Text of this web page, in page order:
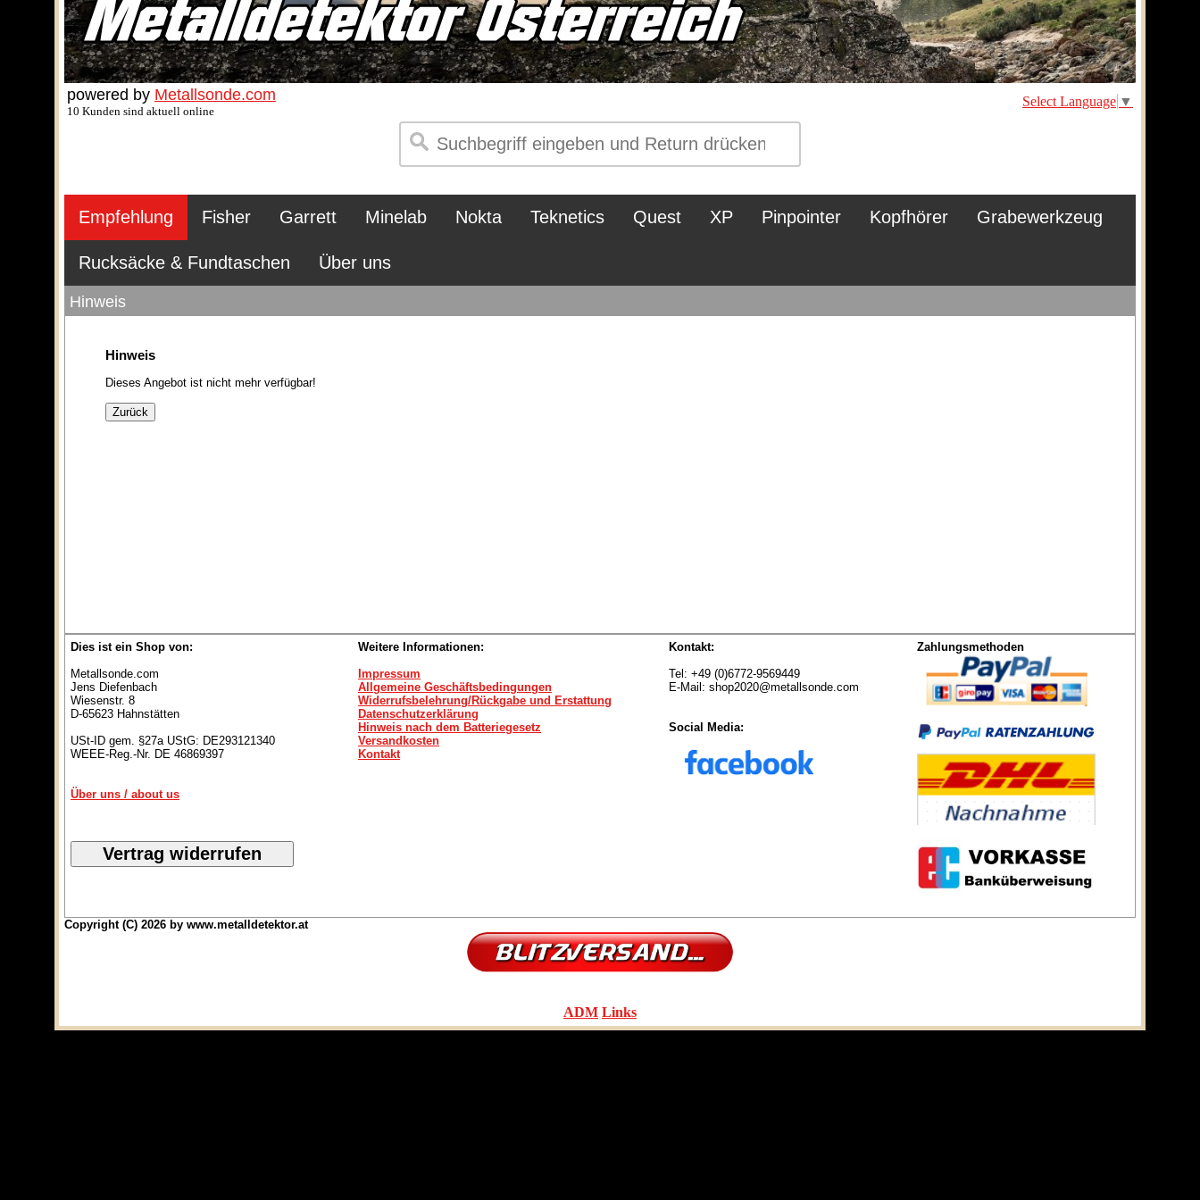
powered by Metallsonde.com
10 Kunden sind aktuell online
Select Language ▼
Empfehlung Fisher Garrett Minelab Nokta Teknetics Quest XP Pinpointer Kopfhörer Grabewerkzeug
Rucksäcke & Fundtaschen Über uns
Hinweis
Hinweis
Dieses Angebot ist nicht mehr verfügbar!
Dies ist ein Shop von:
Metallsonde.com
Jens Diefenbach
Wiesenstr. 8
D-65623 Hahnstätten
USt-ID gem. §27a UStG: DE293121340
WEEE-Reg.-Nr. DE 46869397
Über uns / about us
Weitere Informationen:
Impressum
Allgemeine Geschäftsbedingungen
Widerrufsbelehrung/Rückgabe und Erstattung
Datenschutzerklärung
Hinweis nach dem Batteriegesetz
Versandkosten
Kontakt
Kontakt:
Tel: +49 (0)6772-9569449
E-Mail: shop2020@metallsonde.com
Social Media:
Zahlungsmethoden
Copyright (C) 2026 by www.metalldetektor.at
ADM Links